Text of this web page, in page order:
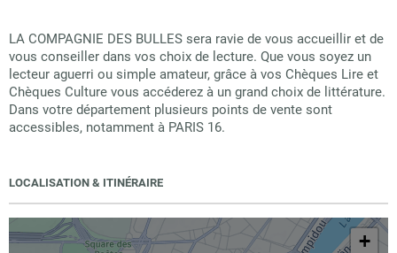
LA COMPAGNIE DES BULLES sera ravie de vous accueillir et de
vous conseiller dans vos choix de lecture. Que vous soyez un
lecteur aguerri ou simple amateur, grâce à vos Chèques Lire et
Chèques Culture vous accéderez à un grand choix de littérature.
Dans votre département plusieurs points de vente sont
accessibles, notamment à PARIS 16.
LOCALISATION & ITINÉRAIRE
+